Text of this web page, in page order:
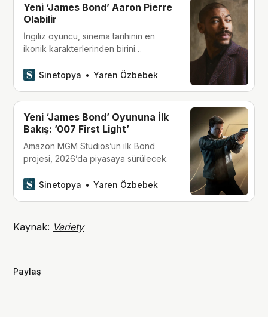
Yeni ‘James Bond’ Aaron Pierre
Olabilir
İngiliz oyuncu, sinema tarihinin en
ikonik karakterlerinden birini
Sinetopya
Yaren Özbebek
Yeni ‘James Bond’ Oyununa İlk
Bakış: ’007 First Light’
Amazon MGM Studios’un ilk Bond
projesi, 2026’da piyasaya sürülecek.
Sinetopya Yaren Özbebek
Kaynak: Variety
Paylaş